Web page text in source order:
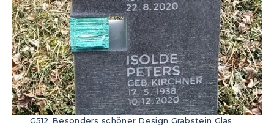
G512 Besonders schöner Design Grabstein Glas